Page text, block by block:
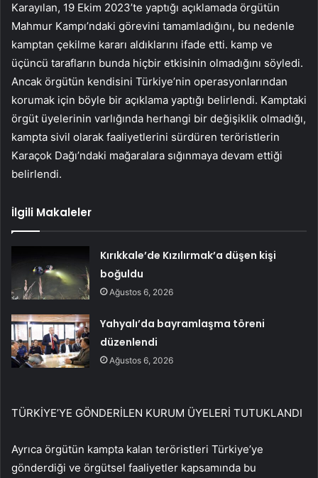
Karayılan, 19 Ekim 2023’te yaptığı açıklamada örgütün
Mahmur Kampı’ndaki görevini tamamladığını, bu nedenle
kamptan çekilme kararı aldıklarını ifade etti. kamp ve
üçüncü tarafların bunda hiçbir etkisinin olmadığını söyledi.
Ancak örgütün kendisini Türkiye’nin operasyonlarından
korumak için böyle bir açıklama yaptığı belirlendi. Kamptaki
örgüt üyelerinin varlığında herhangi bir değişiklik olmadığı,
kampta sivil olarak faaliyetlerini sürdüren teröristlerin
Karaçok Dağı’ndaki mağaralara sığınmaya devam ettiği
belirlendi.
İlgili Makaleler
Kırıkkale’de Kızılırmak’a düşen kişi
boğuldu
Ağustos 6, 2026
Yahyalı’da bayramlaşma töreni
düzenlendi
Ağustos 6, 2026
TÜRKİYE’YE GÖNDERİLEN KURUM ÜYELERİ TUTUKLANDI
Ayrıca örgütün kampta kalan teröristleri Türkiye’ye
gönderdiği ve örgütsel faaliyetler kapsamında bu